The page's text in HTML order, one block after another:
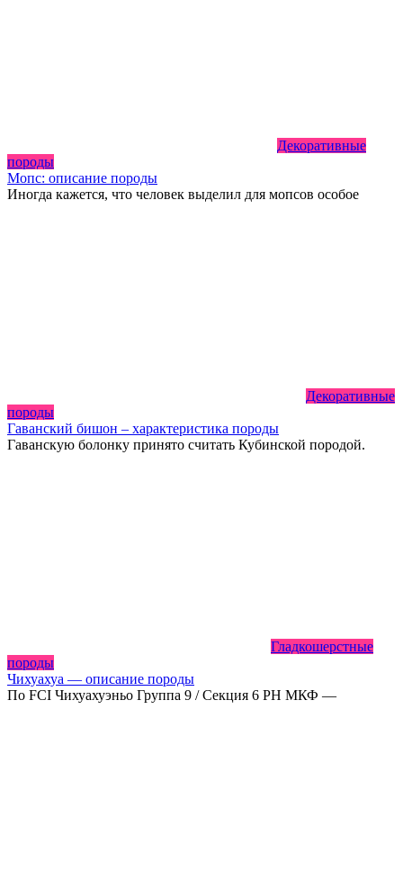
Декоративные
породы
Мопс: описание породы
Иногда кажется, что человек выделил для мопсов особое
Декоративные
породы
Гаванский бишон – характеристика породы
Гаванскую болонку принято считать Кубинской породой.
Гладкошерстные
породы
Чихуахуа — описание породы
По FCI Чихуахуэньо Группа 9 / Секция 6 РН МКФ —